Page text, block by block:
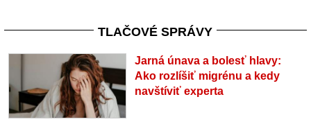
TLAČOVÉ SPRÁVY
Jarná únava a bolesť hlavy:
Ako rozlíšiť migrénu a kedy
navštíviť experta